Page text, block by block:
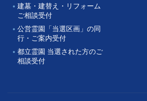
建墓・建替え・リフォーム
ご相談受付
公営霊園「当選区画」の同
行・ご案内受付
都立霊園 当選された方のご
相談受付